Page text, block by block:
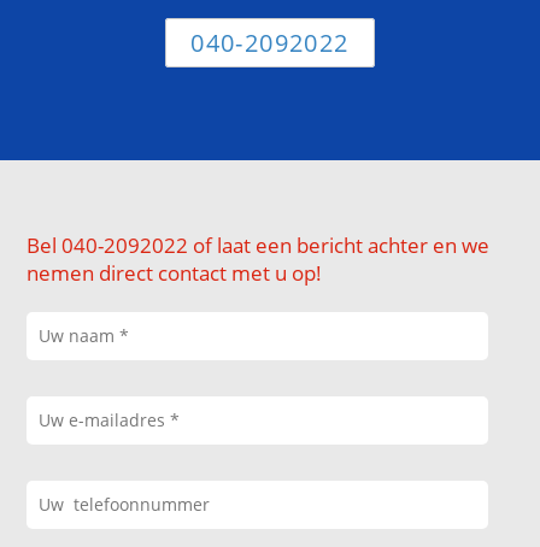
040-2092022
Bel 040-2092022 of laat een bericht achter en we
nemen direct contact met u op!